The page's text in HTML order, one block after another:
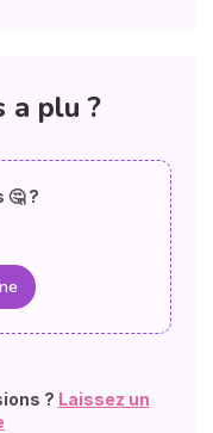
a plu ?
🤔 ?
? Laissez un